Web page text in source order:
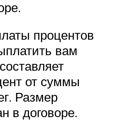
процентов
вам
от суммы
Размер
в договоре.